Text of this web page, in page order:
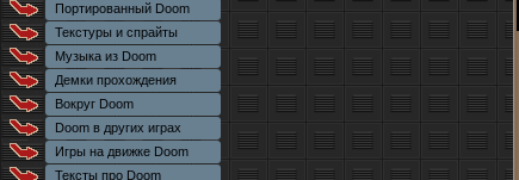
Портированный Doom
Текстуры и спрайты
Музыка из Doom
Демки прохождения
Вокруг Doom
Doom в других играх
Игры на движке Doom
Тексты про Doom